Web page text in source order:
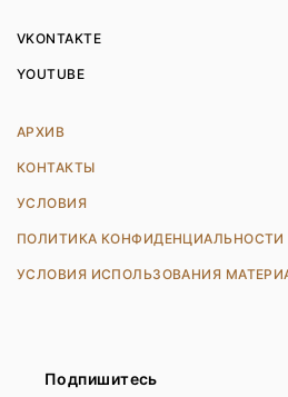
VKONTAKTE
YOUTUBE
АРХИВ
КОНТАКТЫ
УСЛОВИЯ
ПОЛИТИКА КОНФИДЕНЦИАЛЬНОСТИ
УСЛОВИЯ ИСПОЛЬЗОВАНИЯ
Подпишитесь